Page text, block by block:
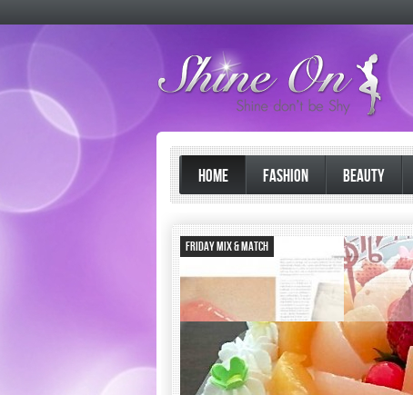
HOME FASHION BEAUTY
Friday Mix & Match